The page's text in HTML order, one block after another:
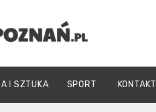
I SZTUKA SPORT KONTAKT